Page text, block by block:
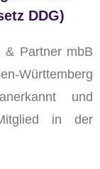
DDG)
& Partner mbB
Württemberg
und
in der